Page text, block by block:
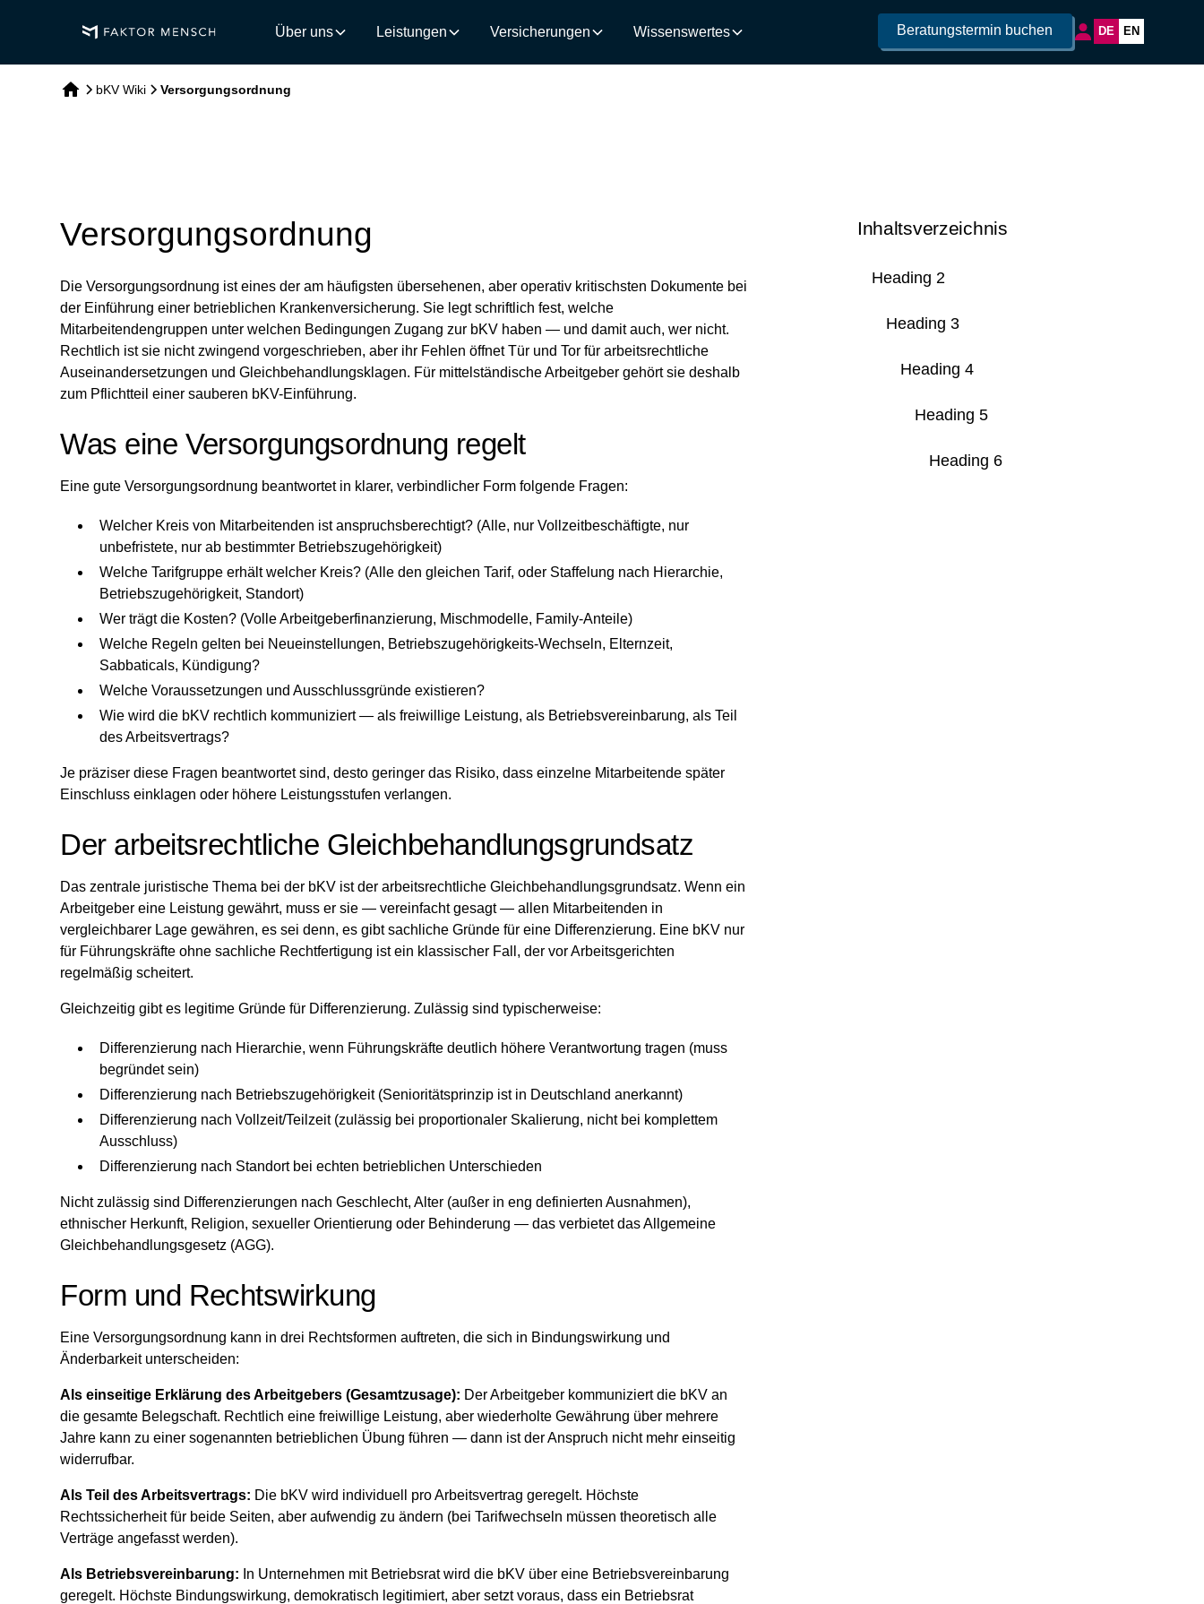
Über uns Leistungen Versicherungen Wissenswertes Beratungstermin buchen DE EN
bKV Wiki Versorgungsordnung
Versorgungsordnung
Die Versorgungsordnung ist eines der am häufigsten übersehenen, aber operativ kritischsten Dokumente bei
der Einführung einer betrieblichen Krankenversicherung. Sie legt schriftlich fest, welche
Mitarbeitendengruppen unter welchen Bedingungen Zugang zur bKV haben — und damit auch, wer nicht.
Rechtlich ist sie nicht zwingend vorgeschrieben, aber ihr Fehlen öffnet Tür und Tor für arbeitsrechtliche
Auseinandersetzungen und Gleichbehandlungsklagen. Für mittelständische Arbeitgeber gehört sie deshalb
zum Pflichtteil einer sauberen bKV-Einführung.
Was eine Versorgungsordnung regelt
Eine gute Versorgungsordnung beantwortet in klarer, verbindlicher Form folgende Fragen:
Welcher Kreis von Mitarbeitenden ist anspruchsberechtigt? (Alle, nur Vollzeitbeschäftigte, nur
unbefristete, nur ab bestimmter Betriebszugehörigkeit)
Welche Tarifgruppe erhält welcher Kreis? (Alle den gleichen Tarif, oder Staffelung nach Hierarchie,
Betriebszugehörigkeit, Standort)
Wer trägt die Kosten? (Volle Arbeitgeberfinanzierung, Mischmodelle, Family-Anteile)
Welche Regeln gelten bei Neueinstellungen, Betriebszugehörigkeits-Wechseln, Elternzeit,
Sabbaticals, Kündigung?
Welche Voraussetzungen und Ausschlussgründe existieren?
Wie wird die bKV rechtlich kommuniziert — als freiwillige Leistung, als Betriebsvereinbarung, als Teil
des Arbeitsvertrags?
Je präziser diese Fragen beantwortet sind, desto geringer das Risiko, dass einzelne Mitarbeitende später
Einschluss einklagen oder höhere Leistungsstufen verlangen.
Der arbeitsrechtliche Gleichbehandlungsgrundsatz
Das zentrale juristische Thema bei der bKV ist der arbeitsrechtliche Gleichbehandlungsgrundsatz. Wenn ein
Arbeitgeber eine Leistung gewährt, muss er sie — vereinfacht gesagt — allen Mitarbeitenden in
vergleichbarer Lage gewähren, es sei denn, es gibt sachliche Gründe für eine Differenzierung. Eine bKV nur
für Führungskräfte ohne sachliche Rechtfertigung ist ein klassischer Fall, der vor Arbeitsgerichten
regelmäßig scheitert.
Gleichzeitig gibt es legitime Gründe für Differenzierung. Zulässig sind typischerweise:
Differenzierung nach Hierarchie, wenn Führungskräfte deutlich höhere Verantwortung tragen (muss
begründet sein)
Differenzierung nach Betriebszugehörigkeit (Senioritätsprinzip ist in Deutschland anerkannt)
Differenzierung nach Vollzeit/Teilzeit (zulässig bei proportionaler Skalierung, nicht bei komplettem
Ausschluss)
Differenzierung nach Standort bei echten betrieblichen Unterschieden
Nicht zulässig sind Differenzierungen nach Geschlecht, Alter (außer in eng definierten Ausnahmen),
ethnischer Herkunft, Religion, sexueller Orientierung oder Behinderung — das verbietet das Allgemeine
Gleichbehandlungsgesetz (AGG).
Form und Rechtswirkung
Eine Versorgungsordnung kann in drei Rechtsformen auftreten, die sich in Bindungswirkung und
Änderbarkeit unterscheiden:
Als einseitige Erklärung des Arbeitgebers (Gesamtzusage): Der Arbeitgeber kommuniziert die bKV an
die gesamte Belegschaft. Rechtlich eine freiwillige Leistung, aber wiederholte Gewährung über mehrere
Jahre kann zu einer sogenannten betrieblichen Übung führen — dann ist der Anspruch nicht mehr einseitig
widerrufbar.
Als Teil des Arbeitsvertrags: Die bKV wird individuell pro Arbeitsvertrag geregelt. Höchste
Rechtssicherheit für beide Seiten, aber aufwendig zu ändern (bei Tarifwechseln müssen theoretisch alle
Verträge angefasst werden).
Als Betriebsvereinbarung: In Unternehmen mit Betriebsrat wird die bKV über eine Betriebsvereinbarung
geregelt. Höchste Bindungswirkung, demokratisch legitimiert, aber setzt voraus, dass ein Betriebsrat
Inhaltsverzeichnis
Heading 2
Heading 3
Heading 4
Heading 5
Heading 6